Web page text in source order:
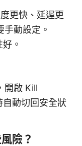
更快、延遲更
動設定。
。
開啟 Kill
動切回安全狀
險？